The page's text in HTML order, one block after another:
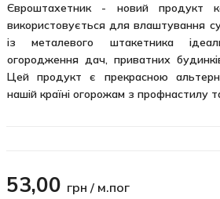
Євроштахетник - новий продукт
використовується для влаштування
із металевого штакетника
огородження дач, приватних
Цей продукт є прекрасною
нашій країні огорожам з профнастилу
53,00 грн / м.пог